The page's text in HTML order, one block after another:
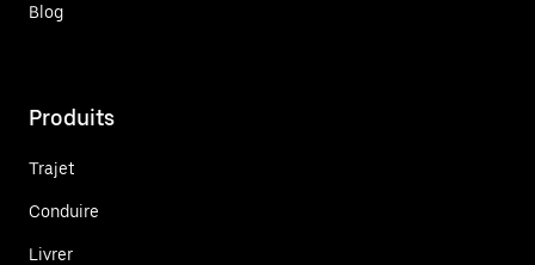
Blog
Produits
Trajet
Conduire
Livrer